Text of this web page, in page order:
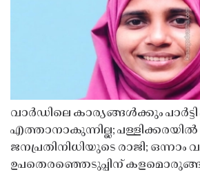
വാർഡിലെ കാര്യങ്ങൾക്കും
എത്താനാകുന്നില്ല; പള്ളിക്കരയിൽ
ജനപ്രതിനിധിയുടെ രാജി; ഒന്നാം
ഉപതെരഞ്ഞെടുപ്പിന്